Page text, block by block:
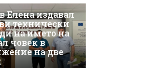
Елена издавал
технически
на името на
човек в
на две